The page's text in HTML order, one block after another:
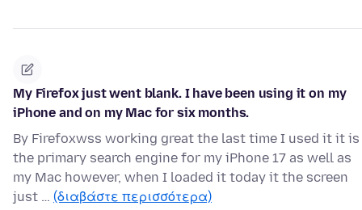
My Firefox just went blank. I have been using it on my
iPhone and on my Mac for six months.
By Firefoxwss working great the last time I used it it is
the primary search engine for my iPhone 17 as well as
my Mac however, when I loaded it today it the screen
just … (διαβάστε περισσότερα)